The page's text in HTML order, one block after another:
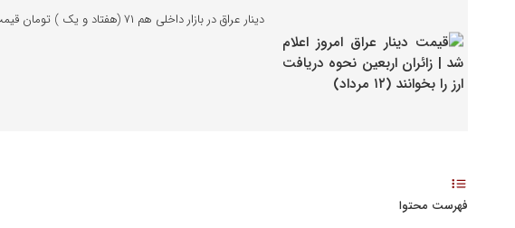
دینار عراق در بازار داخلی هم ۷۱ (هفتاد و یک ) تومان قیمت خورد.
فهرست محتوا